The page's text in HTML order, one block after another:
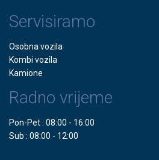
Servisiramo
Osobna vozila
Kombi vozila
Kamione
Radno vrijeme
Pon-Pet : 08:00 - 16:00
Sub : 08:00 - 12:00